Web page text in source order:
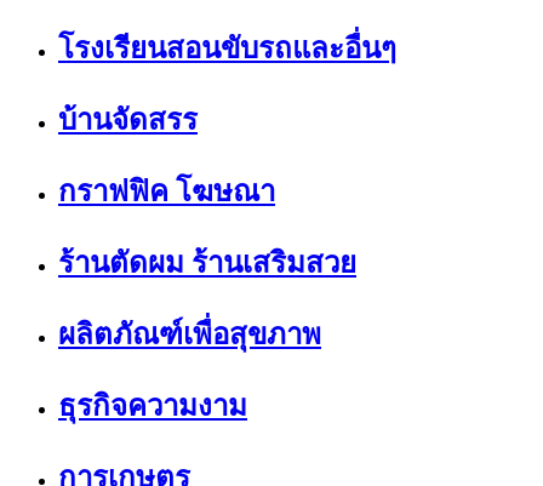
โรงเรียนสอนขับรถและอื่นๆ
บ้านจัดสรร
กราฟฟิค โฆษณา
ร้านตัดผม ร้านเสริมสวย
ผลิตภัณฑ์เพื่อสุขภาพ
ธุรกิจความงาม
การเกษตร